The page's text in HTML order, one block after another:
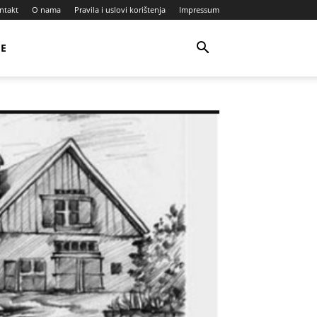
O nama Pravila i uslovi korištenja Impressum